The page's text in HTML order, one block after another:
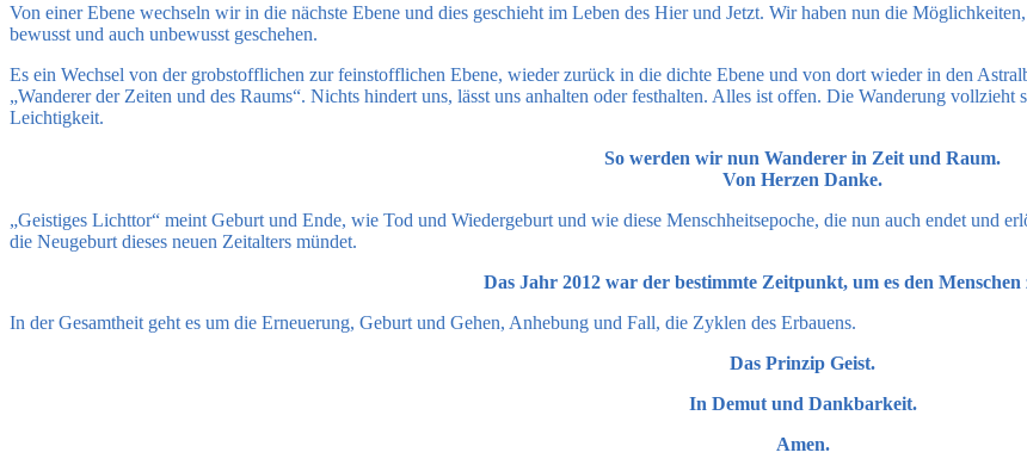
Von einer Ebene wechseln wir in die nächste Ebene und dies geschieht im Leben des Hier und Jetzt. Wir haben nun die
bewusst und auch unbewusst geschehen.
Es ein Wechsel von der grobstofflichen zur feinstofflichen Ebene, wieder zurück in die dichte Ebene und von dort wieder in den
„Wanderer der Zeiten und des Raums“. Nichts hindert uns, lässt uns anhalten oder festhalten. Alles ist offen. Die Wanderung
Leichtigkeit.
So werden wir nun Wanderer in Zeit und Raum.
Von Herzen Danke.
„Geistiges Lichttor“ meint Geburt und Ende, wie Tod und Wiedergeburt und wie diese Menschheitsepoche, die nun auch endet und
die Neugeburt dieses neuen Zeitalters mündet.
Das Jahr 2012 war der bestimmte Zeitpunkt, um es den Menschen
In der Gesamtheit geht es um die Erneuerung, Geburt und Gehen, Anhebung und Fall, die Zyklen des Erbauens.
Das Prinzip Geist.
In Demut und Dankbarkeit.
Amen.